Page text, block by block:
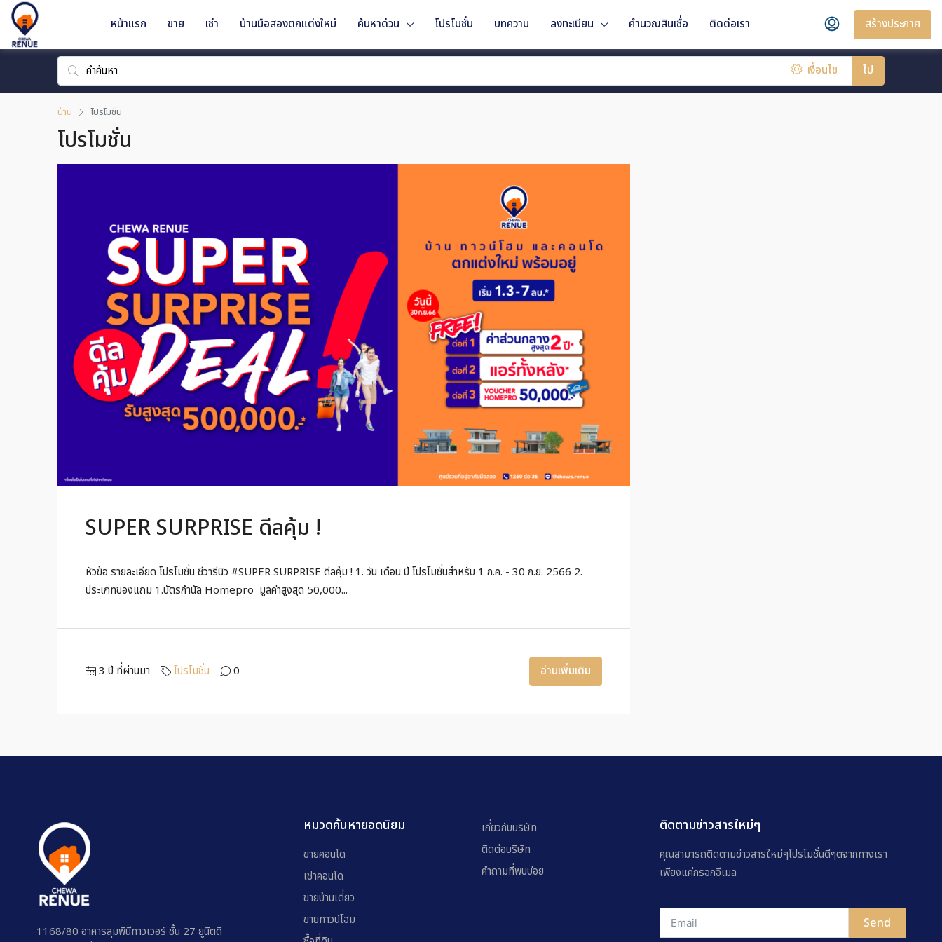
หน้าแรก ขาย เช่า บ้านมือสองตกแต่งใหม่ ค้นหาด่วน โปรโมชั่น บทความ ลงทะเบียน คำนวณสินเชื่อ ติดต่อเรา สร้างประกาศ
เงื่อนไข ไป
บ้าน โปรโมชั่น
โปรโมชั่น
SUPER SURPRISE ดีลคุ้ม !
หัวข้อ รายละเอียด โปรโมชั่น ชีวารีนิว #SUPER SURPRISE ดีลคุ้ม ! 1. วัน เดือน ปี โปรโมชั่นสำหรับ 1 ก.ค. - 30 ก.ย. 2566 2.
ประเภทของแถม 1.บัตรกำนัล Homepro มูลค่าสูงสุด 50,000...
3 ปี ที่ผ่านมา โปรโมชั่น 0 อ่านเพิ่มเติม
1168/80 อาคารลุมพินีทาวเวอร์ ชั้น 27 ยูนิตดี
หมวดค้นหายอดนิยม
ขายคอนโด
เช่าคอนโด
ขายบ้านเดี่ยว
ขายทาวน์โฮม
เกี่ยวกับบริษัท
ติดต่อบริษัท
คำถามที่พบบ่อย
ติดตามข่าวสารใหม่ๆ
คุณสามารถติดตามข่าวสารใหม่ๆโปรโมชั่นดีๆตจากทางเรา
เพียงแค่กรอกอีเมล
Send